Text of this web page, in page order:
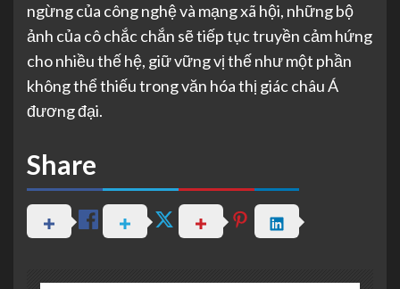
ngừng của công nghệ và mạng xã hội, những bộ
ảnh của cô chắc chắn sẽ tiếp tục truyền cảm hứng
cho nhiều thế hệ, giữ vững vị thế như một phần
không thể thiếu trong văn hóa thị giác châu Á
đương đại.
Share